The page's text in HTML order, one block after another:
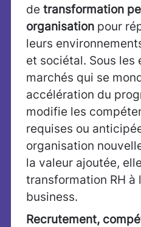
de transformation
organisation pour
leurs
et sociétal. Sous
marchés qui se
accélération du
modifie les
requises ou
organisation
la valeur ajoutée,
transformation RH à
business.
Recrutement,